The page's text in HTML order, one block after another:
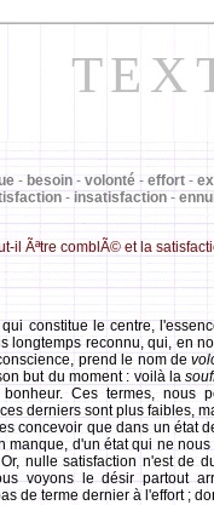
- besoin - volonté - effort -
- insatisfaction -
il Ãªtre comblÃ© et la
qui constitue le centre,
longtemps reconnu, qui, en
prend le nom de
but du moment : voilà la
bonheur. Ces termes, nous
derniers sont plus faibles,
concevoir que dans un état
manque, d'un état qui ne
nulle satisfaction n'est de
voyons le désir partout
de terme dernier à l'effort ;